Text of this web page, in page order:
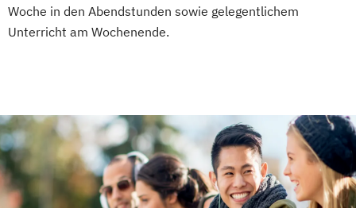
Woche in den Abendstunden sowie gelegentlichem
Unterricht am Wochenende.